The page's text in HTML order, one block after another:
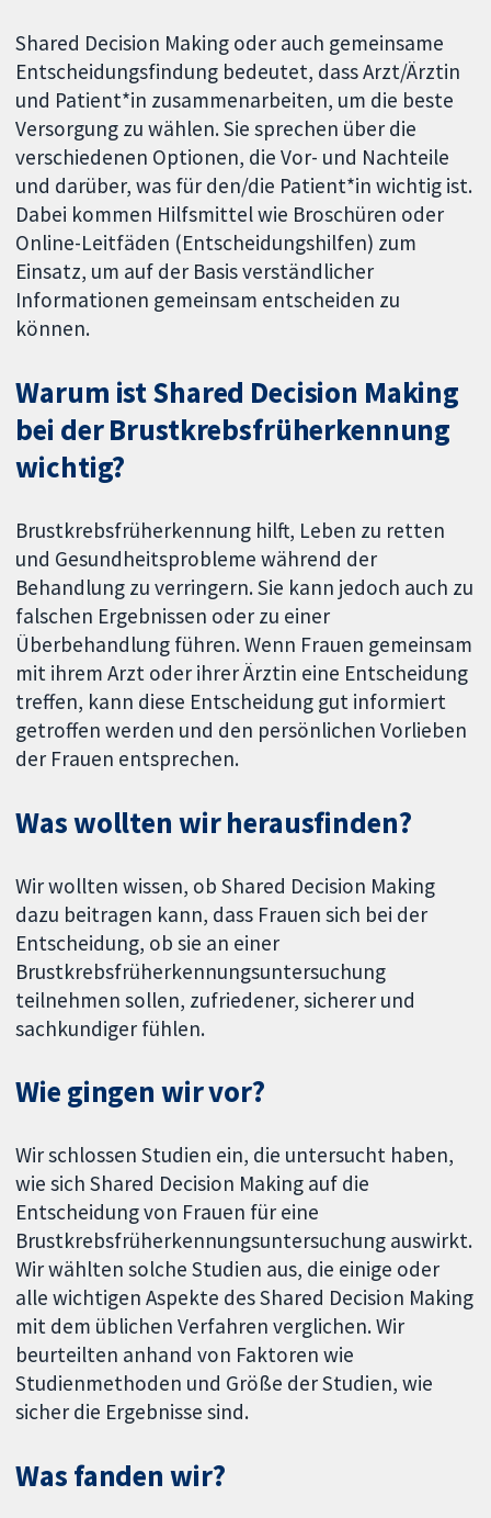
Shared Decision Making oder auch gemeinsame
Entscheidungsfindung bedeutet, dass Arzt/Ärztin
und Patient*in zusammenarbeiten, um die beste
Versorgung zu wählen. Sie sprechen über die
verschiedenen Optionen, die Vor- und Nachteile
und darüber, was für den/die Patient*in wichtig ist.
Dabei kommen Hilfsmittel wie Broschüren oder
Online-Leitfäden (Entscheidungshilfen) zum
Einsatz, um auf der Basis verständlicher
Informationen gemeinsam entscheiden zu
können.
Warum ist Shared Decision Making
bei der Brustkrebsfrüherkennung
wichtig?
Brustkrebsfrüherkennung hilft, Leben zu retten
und Gesundheitsprobleme während der
Behandlung zu verringern. Sie kann jedoch auch zu
falschen Ergebnissen oder zu einer
Überbehandlung führen. Wenn Frauen gemeinsam
mit ihrem Arzt oder ihrer Ärztin eine Entscheidung
treffen, kann diese Entscheidung gut informiert
getroffen werden und den persönlichen Vorlieben
der Frauen entsprechen.
Was wollten wir herausfinden?
Wir wollten wissen, ob Shared Decision Making
dazu beitragen kann, dass Frauen sich bei der
Entscheidung, ob sie an einer
Brustkrebsfrüherkennungsuntersuchung
teilnehmen sollen, zufriedener, sicherer und
sachkundiger fühlen.
Wie gingen wir vor?
Wir schlossen Studien ein, die untersucht haben,
wie sich Shared Decision Making auf die
Entscheidung von Frauen für eine
Brustkrebsfrüherkennungsuntersuchung auswirkt.
Wir wählten solche Studien aus, die einige oder
alle wichtigen Aspekte des Shared Decision Making
mit dem üblichen Verfahren verglichen. Wir
beurteilten anhand von Faktoren wie
Studienmethoden und Größe der Studien, wie
sicher die Ergebnisse sind.
Was fanden wir?